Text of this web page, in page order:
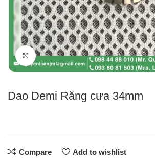
Click to enlarge
Dao Demi Răng cưa 34mm
Compare Add to wishlist